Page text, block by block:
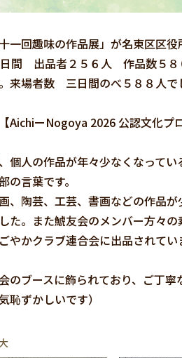
回趣味の作品展」が名東区区役
間 出品者２５６人 作品数５８
来場者数 三日間のべ５８８人で
AichiーNogoya 2026 公認文化プ
個人の作品が年々少なくなってい
の言葉です。
、陶芸、工芸、書画などの作品
た。また鯱友会のメンバー方々
やかクラブ連合会に出品されてい
のブースに飾られており、ご丁寧
恥ずかしいです）